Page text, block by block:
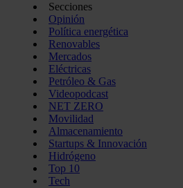
Secciones
Opinión
Política energética
Renovables
Mercados
Eléctricas
Petróleo & Gas
Videopodcast
NET ZERO
Movilidad
Almacenamiento
Startups & Innovación
Hidrógeno
Top 10
Tech